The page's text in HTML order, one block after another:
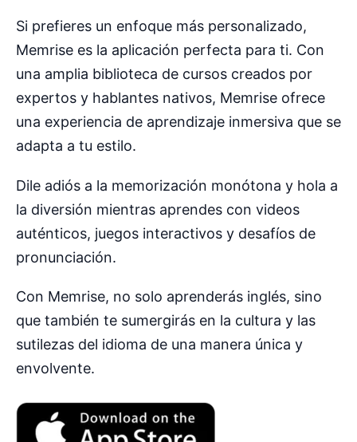
Si prefieres un enfoque más personalizado,
Memrise es la aplicación perfecta para ti. Con
una amplia biblioteca de cursos creados por
expertos y hablantes nativos, Memrise ofrece
una experiencia de aprendizaje inmersiva que se
adapta a tu estilo.
Dile adiós a la memorización monótona y hola a
la diversión mientras aprendes con videos
auténticos, juegos interactivos y desafíos de
pronunciación.
Con Memrise, no solo aprenderás inglés, sino
que también te sumergirás en la cultura y las
sutilezas del idioma de una manera única y
envolvente.